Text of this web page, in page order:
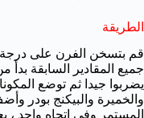
الطريقة
جميع المقادير السابقة بدأ
يضربوا جيدا ثم توضع
والخميرة والبيكنج بودر
المستمر وفي إتجاه واحد ،